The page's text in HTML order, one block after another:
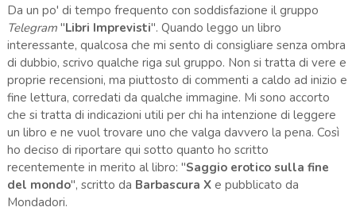
Da un po' di tempo frequento con soddisfazione il gruppo
Telegram"Libri Imprevisti". Quando leggo un libro
interessante, qualcosa che mi sento di consigliare senza ombra
di dubbio, scrivo qualche riga sul gruppo. Non si tratta di vere e
proprie recensioni, ma piuttosto di commenti a caldo ad inizio e
fine lettura, corredati da qualche immagine. Mi sono accorto
che si tratta di indicazioni utili per chi ha intenzione di leggere
un libro e ne vuol trovare uno che valga davvero la pena. Così
ho deciso di riportare qui sotto quanto ho scritto
recentemente in merito al libro: "Saggio erotico sulla fine
del mondo", scritto da Barbascura Xe pubblicato da
Mondadori.